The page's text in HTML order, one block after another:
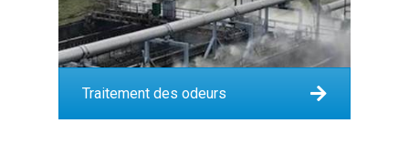
Traitement des odeurs